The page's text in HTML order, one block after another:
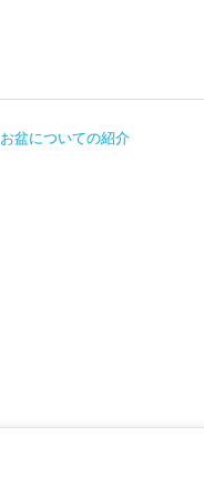
お盆についての紹介